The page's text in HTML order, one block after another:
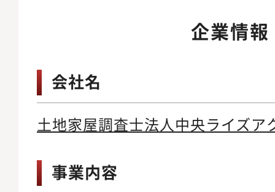
企業情報
会社名
土地家屋調査士法人中央ライズア
事業内容